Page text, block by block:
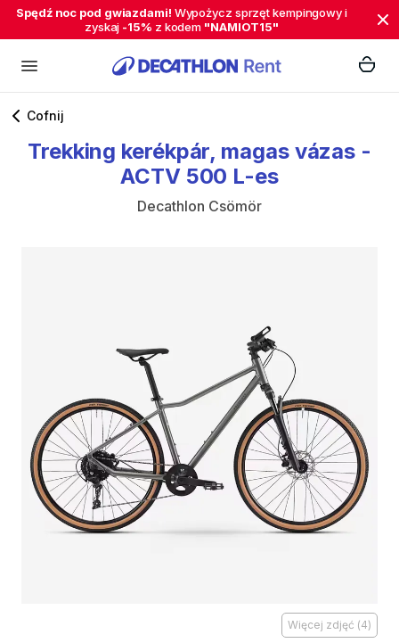
Spędź noc pod gwiazdami! Wypożycz sprzęt kempingowy i
zyskaj -15% z kodem "NAMIOT15"
Cofnij
Trekking kerékpár​,​ magas vázas -
ACTV 500 L-es
Decathlon Csömör
Więcej zdjęć (4)